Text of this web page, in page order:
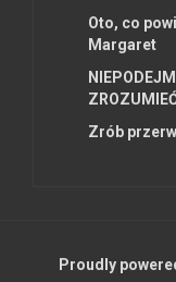
Oto, co
Margaret
Zrób
Proudly